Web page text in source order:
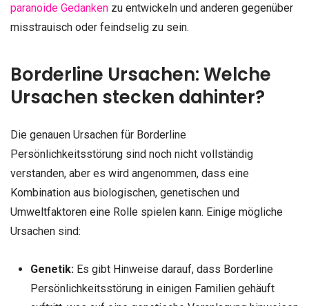
paranoide Gedanken zu entwickeln und anderen gegenüber
misstrauisch oder feindselig zu sein.
Borderline Ursachen: Welche
Ursachen stecken dahinter?
Die genauen Ursachen für Borderline
Persönlichkeitsstörung sind noch nicht vollständig
verstanden, aber es wird angenommen, dass eine
Kombination aus biologischen, genetischen und
Umweltfaktoren eine Rolle spielen kann. Einige mögliche
Ursachen sind:
Genetik:Es gibt Hinweise darauf, dass Borderline
Persönlichkeitsstörung in einigen Familien gehäuft